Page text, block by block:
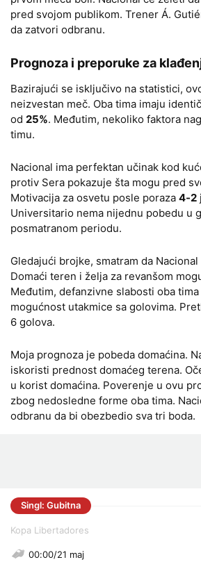
pred svojom publikom. Trener Á.
da zatvori odbranu.
Prognoza i preporuke za
Bazirajući se isključivo na statistici,
neizvestan meč. Oba tima imaju
od 25%. Međutim, nekoliko faktora
timu.
Nacional ima perfektan učinak kod
protiv Sera pokazuje šta mogu pred
Motivacija za osvetu posle poraza 4-2
Universitario nema nijednu pobedu u
posmatranom periodu.
Gledajući brojke, smatram da
Domaći teren i želja za revanšom
Međutim, defanzivne slabosti oba
mogućnost utakmice sa golovima.
6 golova.
Moja prognoza je pobeda domaćina.
iskoristi prednost domaćeg terena.
u korist domaćina. Poverenje u ovu
zbog nedosledne forme oba tima.
odbranu da bi obezbedio sva tri boda.
Singl: Gubitna
Kopa Libertadores
00:00/21 maj